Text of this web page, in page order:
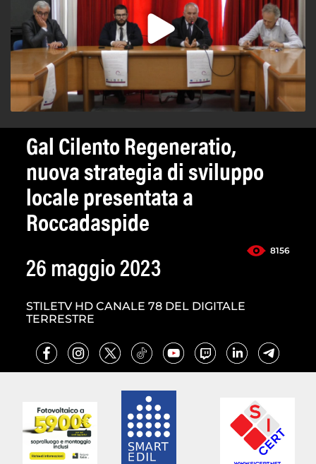
Gal Cilento Regeneratio,
nuova strategia di sviluppo
locale presentata a
Roccadaspide
8156
26 maggio 2023
STILETV HD CANALE 78 DEL DIGITALE
TERRESTRE